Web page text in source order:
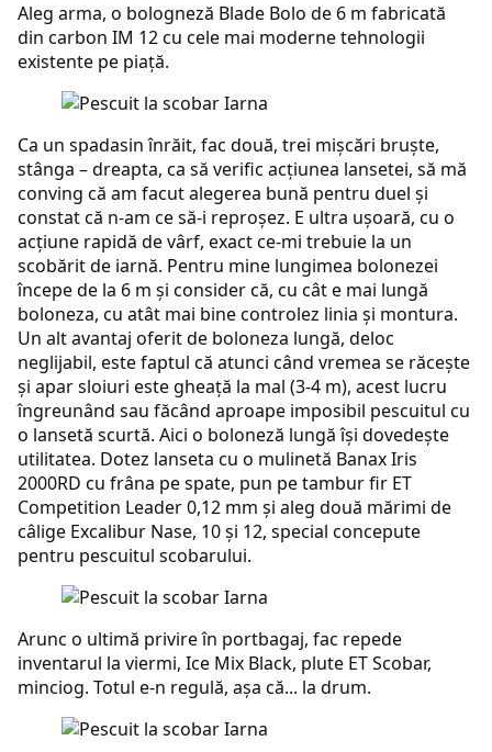
Aleg arma, o bologneză Blade Bolo de 6 m fabricată
din carbon IM 12 cu cele mai moderne tehnologii
existente pe piaţă.
Ca un spadasin înrăit, fac două, trei mişcări bruşte,
stânga – dreapta, ca să verific acţiunea lansetei, să mă
conving că am facut alegerea bună pentru duel şi
constat că n-am ce să-i reproşez. E ultra uşoară, cu o
acţiune rapidă de vârf, exact ce-mi trebuie la un
scobărit de iarnă. Pentru mine lungimea bolonezei
începe de la 6 m şi consider că, cu cât e mai lungă
boloneza, cu atât mai bine controlez linia şi montura.
Un alt avantaj oferit de boloneza lungă, deloc
neglijabil, este faptul că atunci când vremea se răceşte
şi apar sloiuri este gheaţă la mal (3-4 m), acest lucru
îngreunând sau făcând aproape imposibil pescuitul cu
o lansetă scurtă. Aici o boloneză lungă îşi dovedeşte
utilitatea. Dotez lanseta cu o mulinetă Banax Iris
2000RD cu frâna pe spate, pun pe tambur fir ET
Competition Leader 0,12 mm şi aleg două mărimi de
câlige Excalibur Nase, 10 şi 12, special concepute
pentru pescuitul scobarului.
Arunc o ultimă privire în portbagaj, fac repede
inventarul la viermi, Ice Mix Black, plute ET Scobar,
minciog. Totul e-n regulă, aşa că... la drum.